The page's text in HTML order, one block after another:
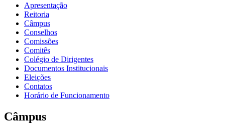
Apresentação
Reitoria
Câmpus
Conselhos
Comissões
Comitês
Colégio de Dirigentes
Documentos Institucionais
Eleições
Contatos
Horário de Funcionamento
Câmpus